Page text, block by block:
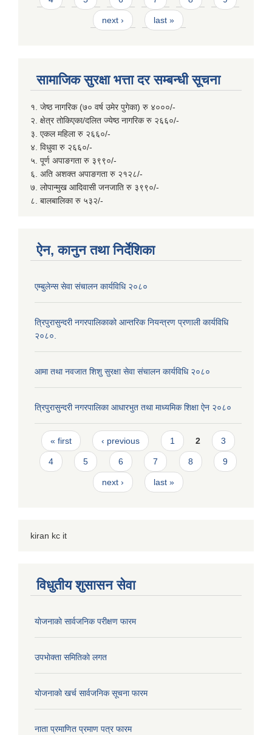
next › last »
सामाजिक सुरक्षा भत्ता दर सम्बन्धी सूचना
१. जेष्ठ नागरिक (७० वर्ष उमेर पुगेका) रु ४०००/-
२. क्षेत्र तोकिएका/दलित ज्येष्ठ नागरिक रु २६६०/-
३. एकल महिला रु २६६०/-
४. विधुवा रु २६६०/-
५. पूर्ण अपाङगता रु ३९९०/-
६. अति अशक्त अपाङगता रु २१२८/-
७. लोपान्मुख आदिवासी जनजाति रु ३९९०/-
८. बालबालिका रु ५३२/-
ऐन, कानुन तथा निर्देशिका
एम्बुलेन्स सेवा संचालन कार्यविधि २०८०
त्रिपुरासुन्दरी नगरपालिकाको आन्तरिक नियन्त्रण प्रणाली कार्यविधि
२०८०.
आमा तथा नवजात शिशु सुरक्षा सेवा संचालन कार्यविधि २०८०
त्रिपुरासुन्दरी नगरपालिका आधारभुत तथा माध्यमिक शिक्षा ऐन २०८०
Pages
« first ‹ previous 1 2 3
4 5 6 7 8 9
next › last »
kiran kc it
विधुतीय शुसासन सेवा
याेजनाकाे सार्वजनिक परीक्षण फारम
उपभाेक्ता समितिकाे लगत
याेजनाकाे खर्च सार्वजनिक सूचना फारम
नाता प्रमाणित प्रमाण पत्र फारम